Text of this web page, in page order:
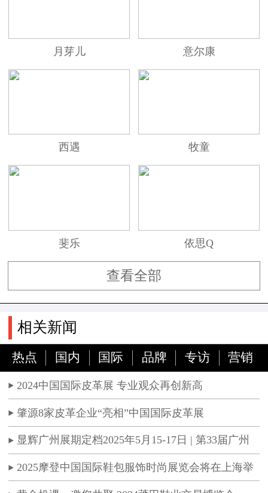
月芽儿 意尔康
西遇 牧童
斐乐 依思Q
查看全部
相关新闻
热点 国内 国际 品牌 专访 营销
2024中国国际皮革展 专业观众再创新高
肇源8家皮革企业“亮相”中国国际皮革展
显辉广州展期定档2025年5月15-17日 | 第33届广州
国际鞋革工业展暨成品鞋展再启动
2025摩登中国国际鞋包服饰时尚展览会将在上海举